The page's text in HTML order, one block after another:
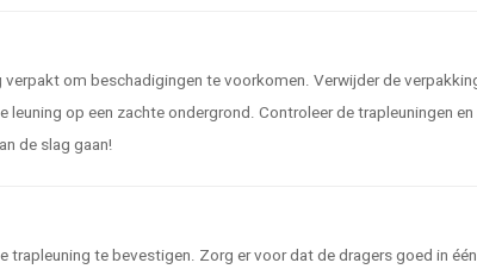
om beschadigingen te voorkomen. Verwijder de
leuning op een zachte ondergrond. Controleer de trapleuningen
de slag gaan!
trapleuning te bevestigen. Zorg er voor dat de dragers goed in